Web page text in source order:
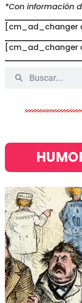
*Con información
[cm_ad_changer
[cm_ad_changer